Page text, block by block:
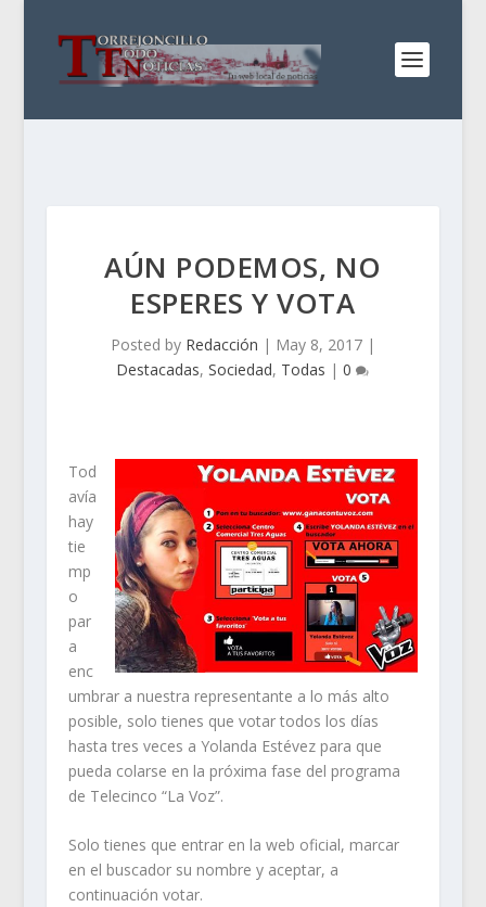
AÚN PODEMOS, NO
ESPERES Y VOTA
Posted by Redacción | May 8, 2017|
Destacadas,Sociedad, Todas |0
Tod
avía
hay
tie
mp
o
par
a
enc
umbrar a nuestra representante a lo más alto
posible, solo tienes que votar todos los días
hasta tres veces a Yolanda Estévez para que
pueda colarse en la próxima fase del programa
de Telecinco “La Voz”.
Solo tienes que entrar en la web oficial, marcar
en el buscador su nombre y aceptar, a
continuación votar.